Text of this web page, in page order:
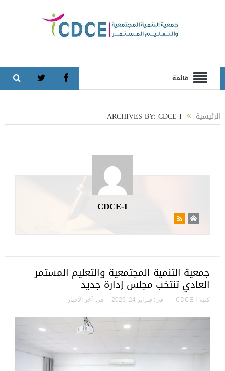
قائمة
الرئيسية
CDCE-I
جمعية التنمية المجتمعية والتعليم المستمر
العادي تنتخب مجلس إدارة جديد
كتبه: CDCE-I فى: فبراير 24, 2025 فى: آخر الأخبار